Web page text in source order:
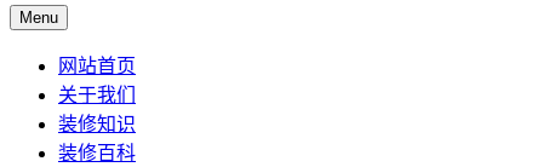
Menu
网站首页
关于我们
装修知识
装修百科